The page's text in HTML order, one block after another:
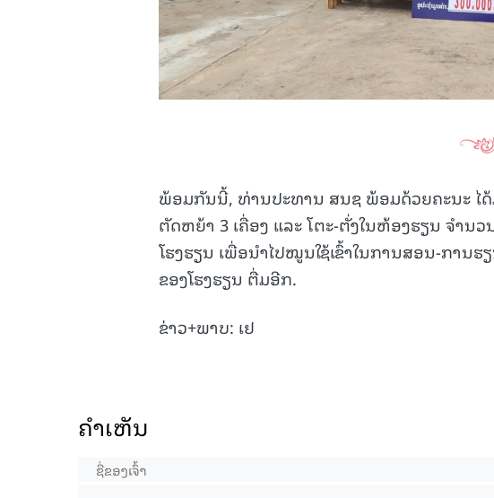
ພ້ອມກັນນີ້, ທ່ານປະທານ ສນຊ ພ້ອມດ້ວຍຄະນະ ໄ
ຕັດຫຍ້າ 3 ເຄື່ອງ ແລະ ໂຕະ-ຕັ່ງໃນຫ້ອງຮຽນ ຈຳ
ໂຮງຮຽນ ເພື່ອນຳໄປໝູນໃຊ້ເຂົ້າໃນການສອນ-ການ
ຂອງໂຮງຮຽນ ຕື່ມອີກ.
ຂ່າວ+ພາບ: ເຢ
ຄໍາເຫັນ